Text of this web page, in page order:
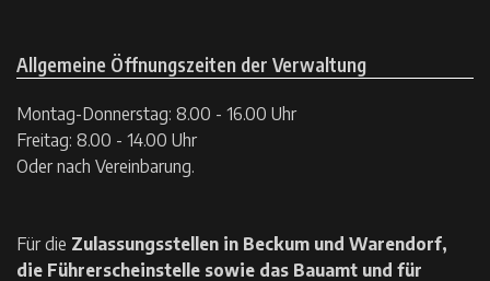
Allgemeine Öffnungszeiten der Verwaltung
Montag-Donnerstag: 8.00 - 16.00 Uhr
Freitag: 8.00 - 14.00 Uhr
Oder nach Vereinbarung.
Für die Zulassungsstellen in Beckum und Warendorf,
die Führerscheinstelle sowie das Bauamt und für